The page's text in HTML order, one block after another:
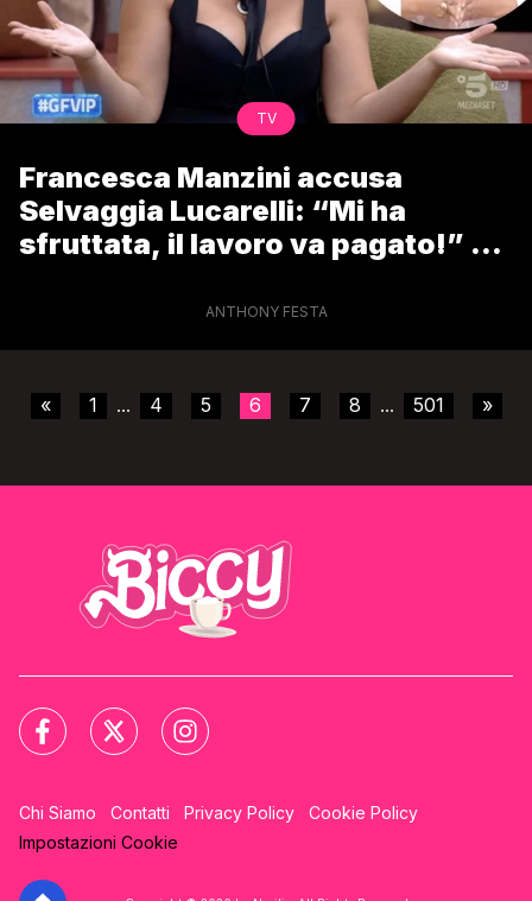
TV
Francesca Manzini accusa
Selvaggia Lucarelli: “Mi ha
sfruttata, il lavoro va pagato!” –
ANTHONY FESTA
« 1 ... 4 5 6 7 8 ... 501 »
Chi Siamo Contatti Privacy Policy
Cookie Policy
Impostazioni Cookie